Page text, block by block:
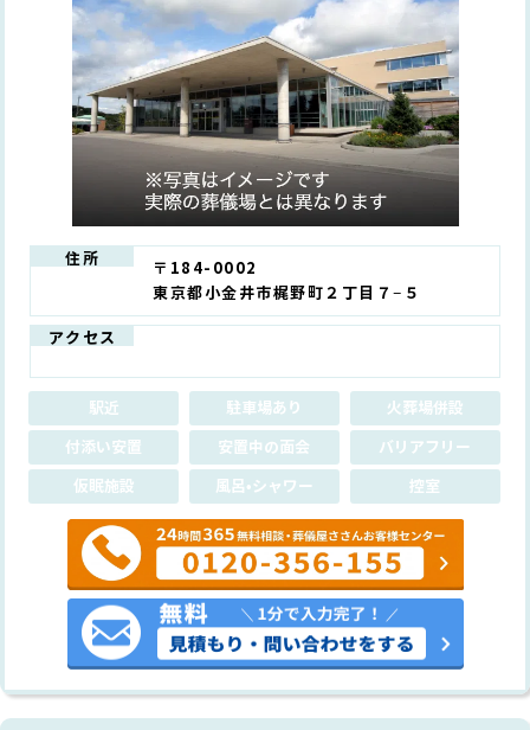
住所
〒184-0002
東京都小金井市梶野町２丁目７−５
アクセス
駅近 駐車場あり
火葬場併設
付添い安置
安置中の面会
バリアフリー
仮眠施設
風呂•シャワー 控室